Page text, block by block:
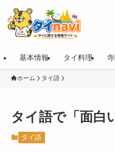
基本情報 タイ料理
ホーム タイ語
タイ語で「面白
タイ語